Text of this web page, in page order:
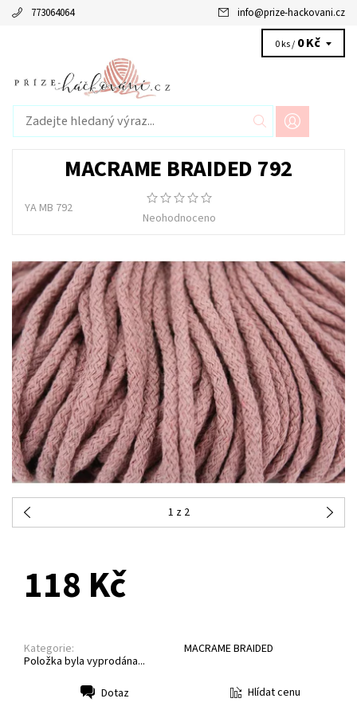
773064064 info@prize-hackovani.cz
0 ks / 0 Kč
MACRAME BRAIDED 792
YA MB 792
Neohodnoceno
1 z 2
118 Kč
Kategorie:
MACRAME BRAIDED
Položka byla vyprodána...
Dotaz Hlídat cenu